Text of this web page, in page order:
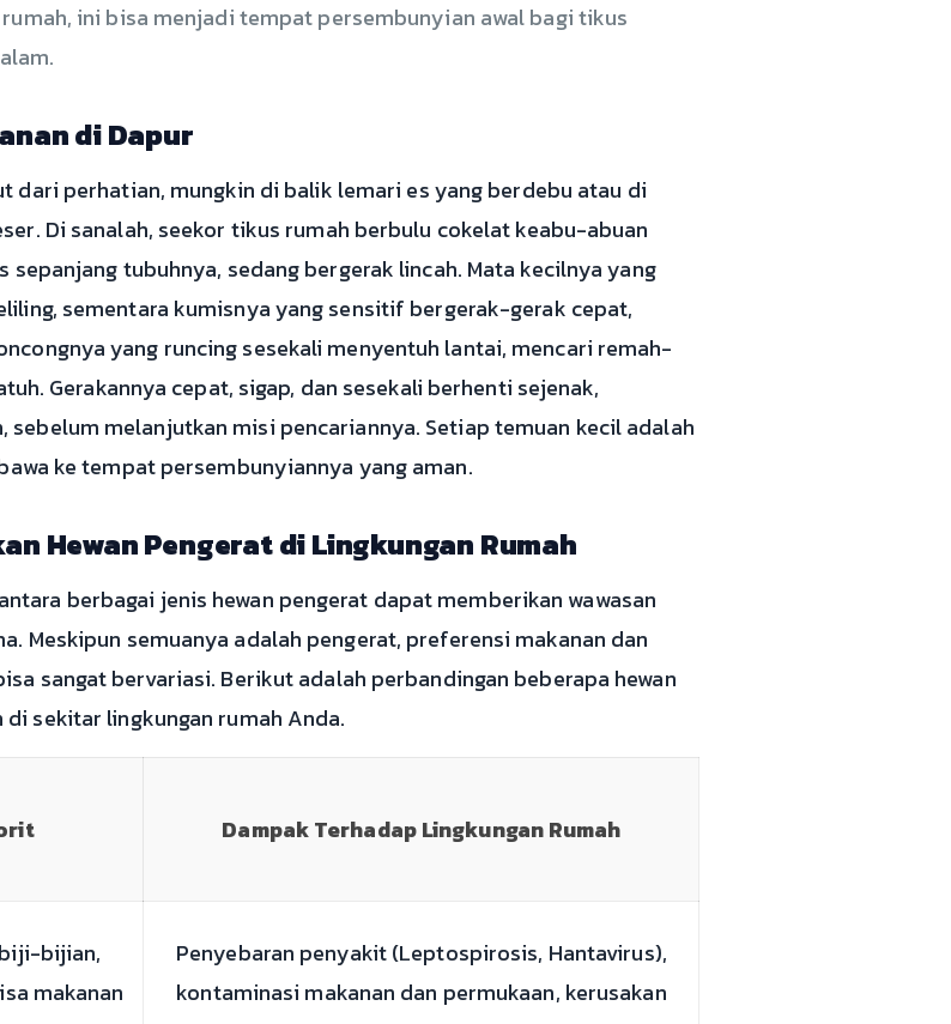
ini bisa menjadi tempat persembunyian awal bagi tikus
di Dapur
dari perhatian, mungkin di balik lemari es yang berdebu atau di
Di sanalah, seekor tikus rumah berbulu cokelat keabu-abuan
sepanjang tubuhnya, sedang bergerak lincah. Mata kecilnya yang
sementara kumisnya yang sensitif bergerak-gerak cepat,
yang runcing sesekali menyentuh lantai, mencari remah-
Gerakannya cepat, sigap, dan sesekali berhenti sejenak,
sebelum melanjutkan misi pencariannya. Setiap temuan kecil adalah
ke tempat persembunyiannya yang aman.
Hewan Pengerat di Lingkungan Rumah
berbagai jenis hewan pengerat dapat memberikan wawasan
Meskipun semuanya adalah pengerat, preferensi makanan dan
sangat bervariasi. Berikut adalah perbandingan beberapa hewan
sekitar lingkungan rumah Anda.
Dampak Terhadap Lingkungan Rumah
bijian,
makanan
Penyebaran penyakit (Leptospirosis, Hantavirus),
kontaminasi makanan dan permukaan, kerusakan